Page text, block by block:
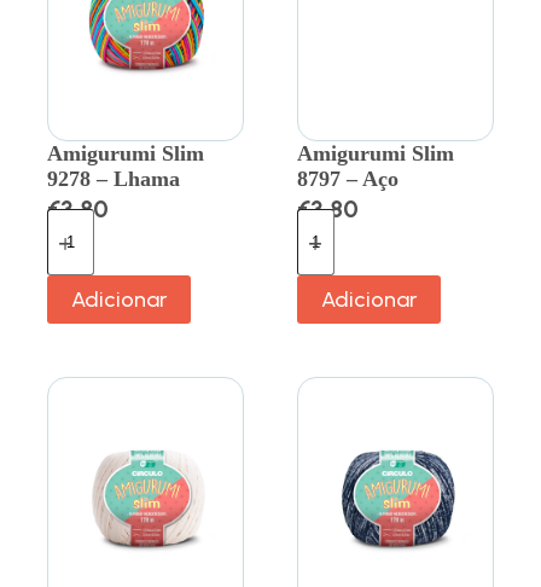
Amigurumi Slim
9278 – Lhama
€3.80
Adicionar
Amigurumi Slim
8797 – Aço
€3.80
Adicionar